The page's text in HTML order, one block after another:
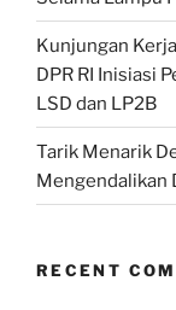
Kunjungan
DPR RI Inisiasi
LSD dan LP2B
Tarik Menarik
Mengendalikan
RECENT